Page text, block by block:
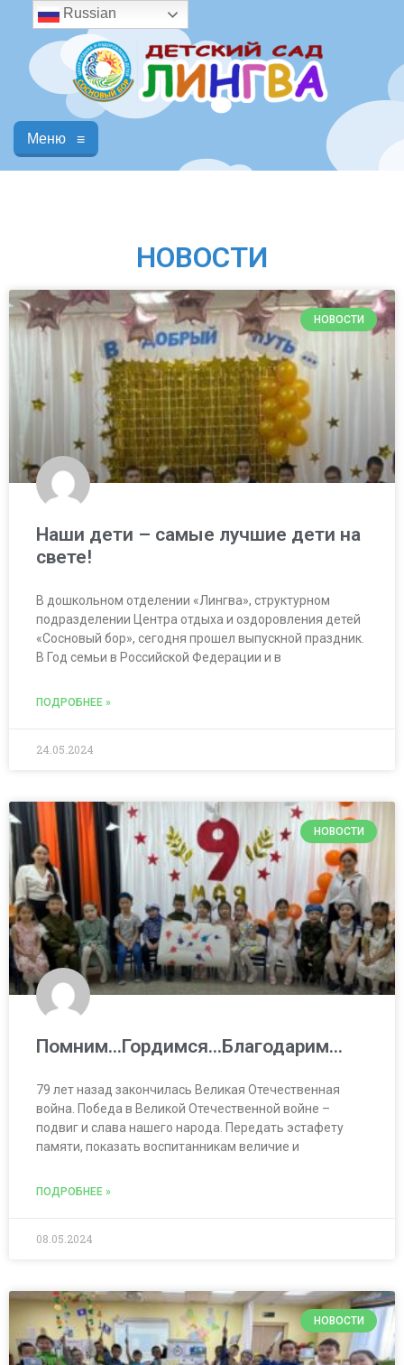
Меню ≡
НОВОСТИ
НОВОСТИ
Наши дети – самые лучшие дети на
свете!
В дошкольном отделении «Лингва», структурном
подразделении Центра отдыха и оздоровления детей
«Сосновый бор», сегодня прошел выпускной праздник.
В Год семьи в Российской Федерации и в
ПОДРОБНЕЕ »
24.05.2024
НОВОСТИ
Помним…Гордимся…Благодарим…
79 лет назад закончилась Великая Отечественная
война. Победа в Великой Отечественной войне –
подвиг и слава нашего народа. Передать эстафету
памяти, показать воспитанникам величие и
ПОДРОБНЕЕ »
08.05.2024
НОВОСТИ
Russian